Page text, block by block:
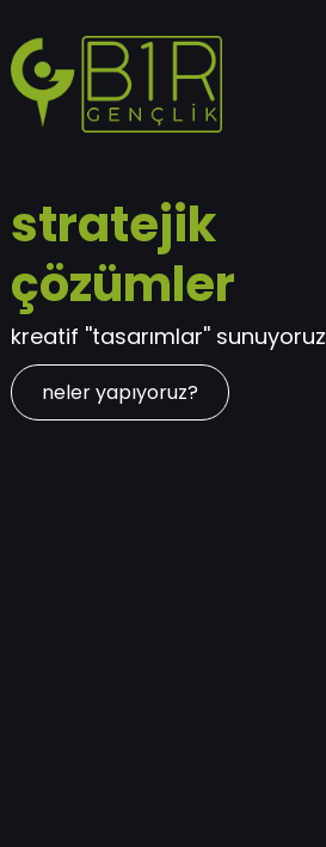
stratejik
çözümler
kreatif ''tasarımlar'' sunuyoruz
neler yapıyoruz?